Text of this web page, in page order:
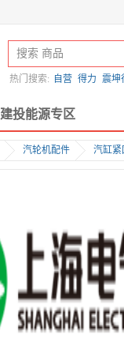
热门搜索: 自营 得力 震坤
建投能源专区
汽轮机配件 汽缸紧